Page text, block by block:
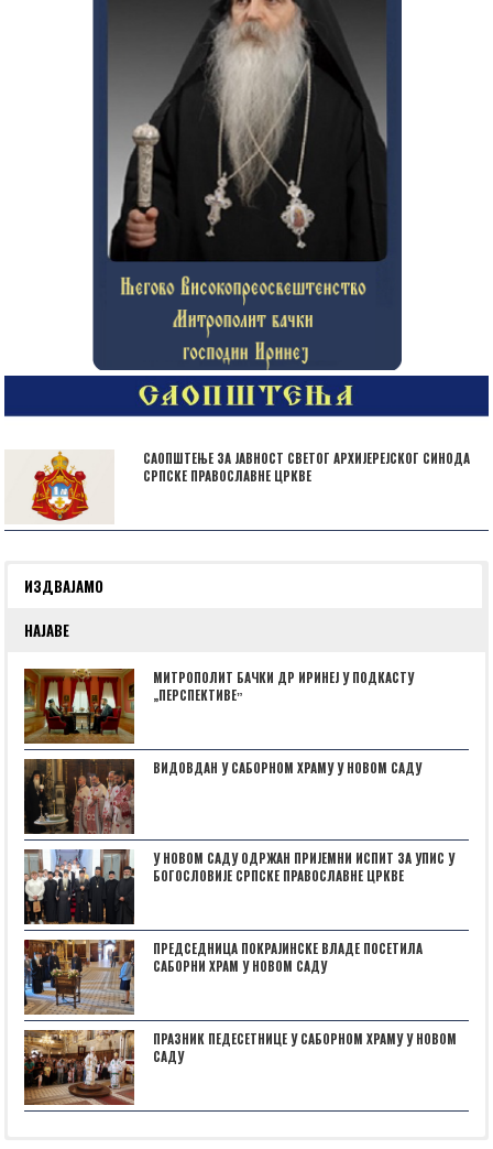
САОПШТЕЊЕ ЗА ЈАВНОСТ СВЕТОГ АРХИЈЕРЕЈСКОГ СИНОДА
СРПСКЕ ПРАВОСЛАВНЕ ЦРКВЕ
ИЗДВАЈАМО
НАЈАВЕ
МИТРОПОЛИТ БАЧКИ ДР ИРИНЕЈ У ПОДКАСТУ
„ПЕРСПЕКТИВЕˮ
ВИДОВДАН У САБОРНОМ ХРАМУ У НОВОМ САДУ
У НОВОМ САДУ ОДРЖАН ПРИЈЕМНИ ИСПИТ ЗА УПИС У
БОГОСЛОВИЈЕ СРПСКЕ ПРАВОСЛАВНЕ ЦРКВЕ
ПРЕДСЕДНИЦА ПОКРАЈИНСКЕ ВЛАДЕ ПОСЕТИЛА
САБОРНИ ХРАМ У НОВОМ САДУ
ПРАЗНИК ПЕДЕСЕТНИЦЕ У САБОРНОМ ХРАМУ У НОВОМ
САДУ